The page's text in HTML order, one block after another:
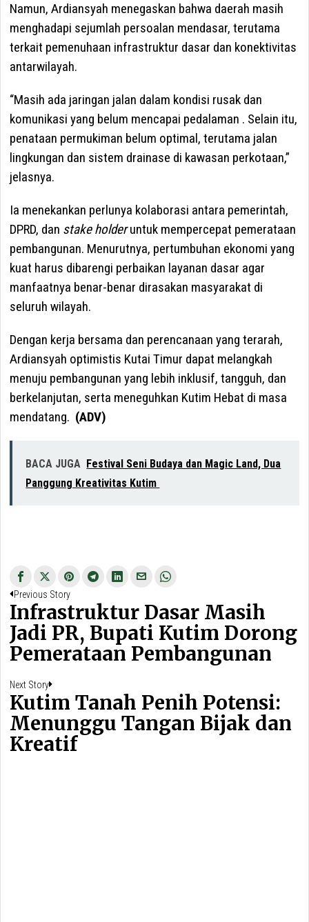
Namun, Ardiansyah menegaskan bahwa daerah masih
menghadapi sejumlah persoalan mendasar, terutama
terkait pemenuhaan infrastruktur dasar dan konektivitas
antarwilayah.
“Masih ada jaringan jalan dalam kondisi rusak dan
komunikasi yang belum mencapai pedalaman . Selain itu,
penataan permukiman belum optimal, terutama jalan
lingkungan dan sistem drainase di kawasan perkotaan,”
jelasnya.
Ia menekankan perlunya kolaborasi antara pemerintah,
DPRD, dan stake holderuntuk mempercepat pemerataan
pembangunan. Menurutnya, pertumbuhan ekonomi yang
kuat harus dibarengi perbaikan layanan dasar agar
manfaatnya benar-benar dirasakan masyarakat di
seluruh wilayah.
Dengan kerja bersama dan perencanaan yang terarah,
Ardiansyah optimistis Kutai Timur dapat melangkah
menuju pembangunan yang lebih inklusif, tangguh, dan
berkelanjutan, serta meneguhkan Kutim Hebat di masa
mendatang. (ADV)
BACA JUGA Festival Seni Budaya dan Magic Land, Dua
Panggung Kreativitas Kutim
Navigasi
pos
Previous StoryPrevious
post:
Infrastruktur Dasar Masih
Jadi PR, Bupati Kutim Dorong
Pemerataan Pembangunan
Next Story Next
post:
Kutim Tanah Penih Potensi:
Menunggu Tangan Bijak dan
Kreatif